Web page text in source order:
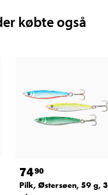
købte også
7490
Pilk, Østersøen, 59 g, 3